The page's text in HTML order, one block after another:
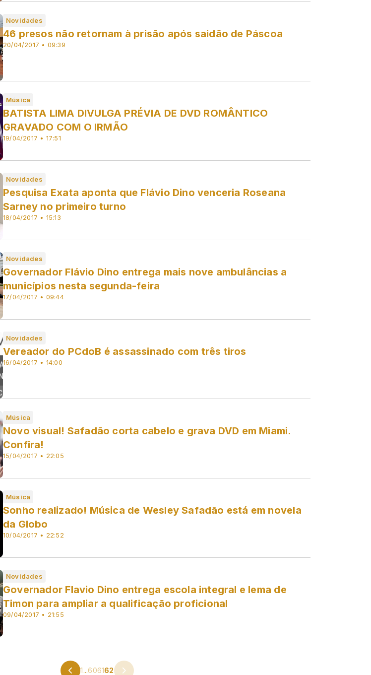
Novidades
20/04/2017 • 09:39
46 presos não retornam à prisão após saidão de Páscoa
Música
19/04/2017 • 17:51
BATISTA LIMA DIVULGA PRÉVIA DE DVD ROMÂNTICO
GRAVADO COM O IRMÃO
Novidades
18/04/2017 • 15:13
Pesquisa Exata aponta que Flávio Dino venceria Roseana
Sarney no primeiro turno
Novidades
17/04/2017 • 09:44
Governador Flávio Dino entrega mais nove ambulâncias a
municípios nesta segunda-feira
Novidades
16/04/2017 • 14:00
Vereador do PCdoB é assassinado com três tiros
Música
15/04/2017 • 22:05
Novo visual! Safadão corta cabelo e grava DVD em Miami.
Confira!
Música
10/04/2017 • 22:52
Sonho realizado! Música de Wesley Safadão está em novela
da Globo
Novidades
09/04/2017 • 21:55
Governador Flavio Dino entrega escola integral e lema de
Timon para ampliar a qualificação proficional
1...606162